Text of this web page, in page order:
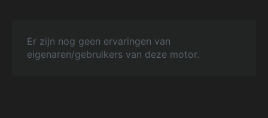
Er zijn nog geen ervaringen van
eigenaren/gebruikers van deze motor.